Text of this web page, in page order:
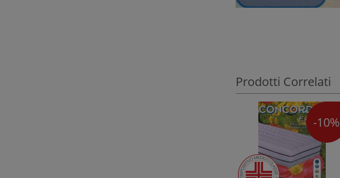
Prodotti Correlati
-10%